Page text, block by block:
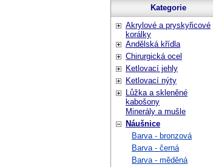
Kategorie
Akrylové a pryskyřicové
korálky
Andělská křídla
Chirurgická ocel
Ketlovací jehly
Ketlovací nýty
Lůžka a skleněné
kabošony
Minerály a mušle
Náušnice
Barva - bronzová
Barva - černá
Barva - měděná